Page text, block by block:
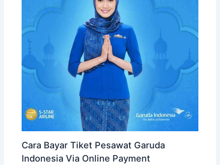
Cara Bayar Tiket Pesawat Garuda
Indonesia Via Online Payment